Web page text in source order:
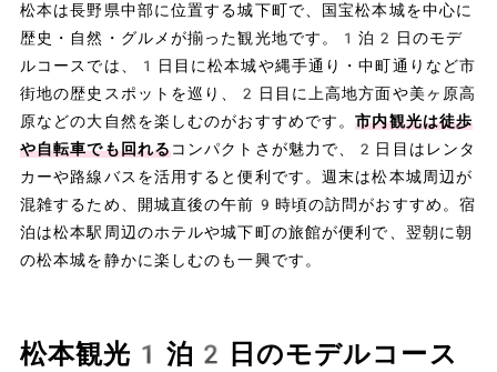
松本は長野県中部に位置する城下町で、国宝松本城を中心に
歴史・自然・グルメが揃った観光地です。1泊2日のモデ
ルコースでは、1日目に松本城や縄手通り・中町通りなど市
街地の歴史スポットを巡り、2日目に上高地方面や美ヶ原高
原などの大自然を楽しむのがおすすめです。市内観光は徒歩
や自転車でも回れるコンパクトさが魅力で、2日目はレンタ
カーや路線バスを活用すると便利です。週末は松本城周辺が
混雑するため、開城直後の午前9時頃の訪問がおすすめ。宿
泊は松本駅周辺のホテルや城下町の旅館が便利で、翌朝に朝
の松本城を静かに楽しむのも一興です。
松本観光1泊2日のモデルコース